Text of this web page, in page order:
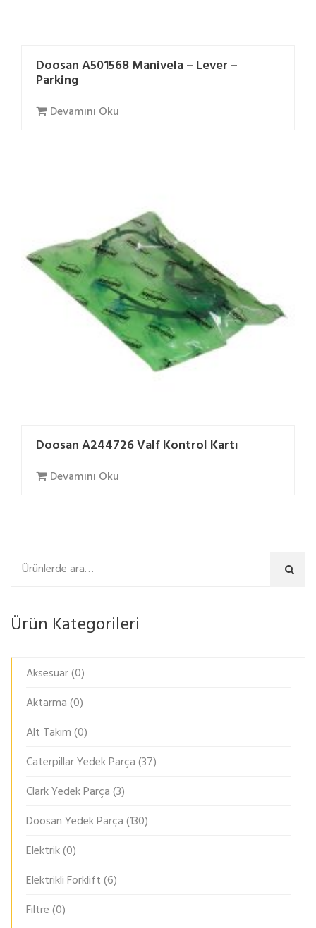
Doosan A501568 Manivela – Lever –
Parking
Devamını Oku
Doosan A244726 Valf Kontrol Kartı
Devamını Oku
Ara
Ürün Kategorileri
Aksesuar(0)
Aktarma(0)
Alt Takım(0)
Caterpillar Yedek Parça(37)
Clark Yedek Parça(3)
Doosan Yedek Parça(130)
Elektrik(0)
Elektrikli Forklift(6)
Filtre(0)